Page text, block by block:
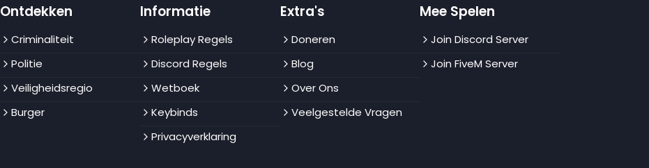
Ontdekken
Criminaliteit
Politie
Veiligheidsregio
Burger
Informatie
Roleplay Regels
Discord Regels
Wetboek
Keybinds
Privacyverklaring
Extra's
Doneren
Blog
Over Ons
Veelgestelde Vragen
Mee Spelen
Join Discord Server
Join FiveM Server